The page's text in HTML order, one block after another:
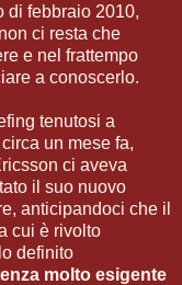
di febbraio 2010,
ci resta che
e nel frattempo
a conoscerlo.
tenutosi a
un mese fa,
ci aveva
il suo nuovo
anticipandoci che il
cui è rivolto
definito
molto esigente